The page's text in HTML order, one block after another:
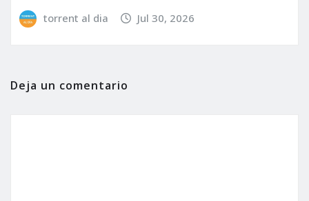
torrent al dia Jul 30, 2026
Deja un comentario